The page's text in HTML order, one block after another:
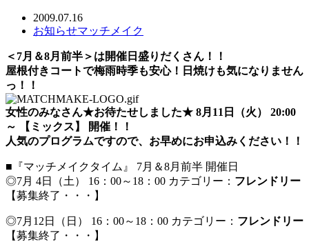
2009.07.16
お知らせマッチメイク
＜7月＆8月前半＞は開催日盛りだくさん！！
屋根付きコートで梅雨時季も安心！日焼けも気になりません
っ！！
女性のみなさん★お待たせしました★ 8月11日（火） 20:00
～ 【ミックス】 開催！！
人気のプログラムですので、お早めにお申込みください！！
■『マッチメイクタイム』 7月＆8月前半 開催日
◎7月 4日（土） 16：00～18：00 カテゴリー： フレンドリー
【募集終了・・・】
◎7月12日（日） 16：00～18：00 カテゴリー： フレンドリー
【募集終了・・・】